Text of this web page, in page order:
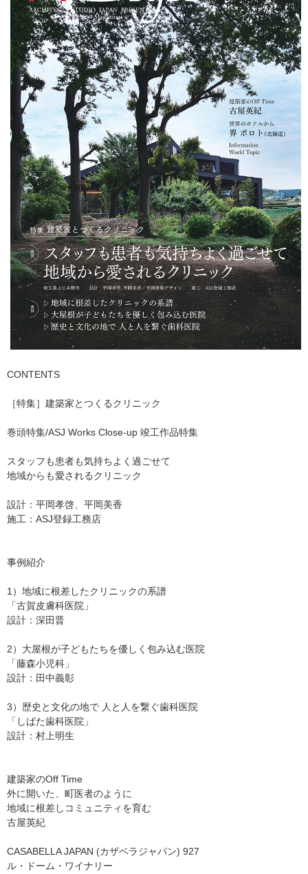
CONTENTS
［特集］建築家とつくるクリニック
巻頭特集/ASJ Works Close-up 竣工作品特集​
スタッフも患者も気持ちよく過ごせて
地域からも愛されるクリニック
設計：平岡孝啓、平岡美香
施工：ASJ登録工務店
事例紹介
1）地域に根差したクリニックの系譜
「古賀皮膚科医院」
設計：深田晋
2）大屋根が子どもたちを優しく包み込む医院
「藤森小児科」
設計：田中義彰
3）歴史と文化の地で 人と人を繋ぐ歯科医院
「しばた歯科医院」
設計：村上明生
建築家のOff Time
外に開いた、町医者のように
地域に根差しコミュニティを育む
古屋英紀
CASABELLA JAPAN (カザベラジャパン) 927
ル・ドーム・ワイナリー